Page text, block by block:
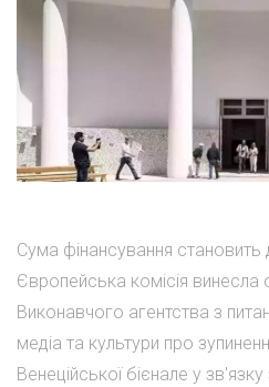
Сума фінансування становить
Європейська комісія винесла
Виконавчого агентства з
медіа та культури про
Венеційської бієнале у